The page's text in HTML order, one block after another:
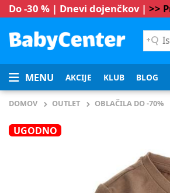
Do -30 % | Dnevi dojenčkov | >>
Iskanje
...
MENU AKCIJE KLUB BLOG
DOMOV OUTLET OBLAČILA DO -70%
UGODNO